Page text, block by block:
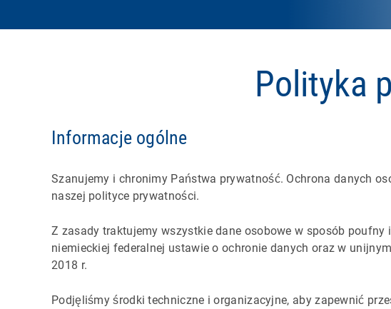
Polityka
Informacje ogólne
Szanujemy i chronimy Państwa prywatność. Ochrona danych
naszej polityce prywatności.
Z zasady traktujemy wszystkie dane osobowe w sposób
niemieckiej federalnej ustawie o ochronie danych oraz w
2018 r.
Podjęliśmy środki techniczne i organizacyjne, aby zapewnić